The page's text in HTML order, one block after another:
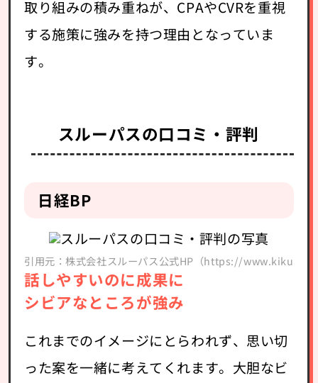
取り組みの積み重ねが、CPAやCVRを重視
する施策に強みを持つ理由となっていま
す。
スルーパスの口コミ・評判
日経BP
引用元：株式会社スルーパス公式HP（https://
話しやすいのに成果に
シビアなところが強み
これまでのイメージにとらわれず、思い切
った案を一緒に考えてくれます。大胆なビ